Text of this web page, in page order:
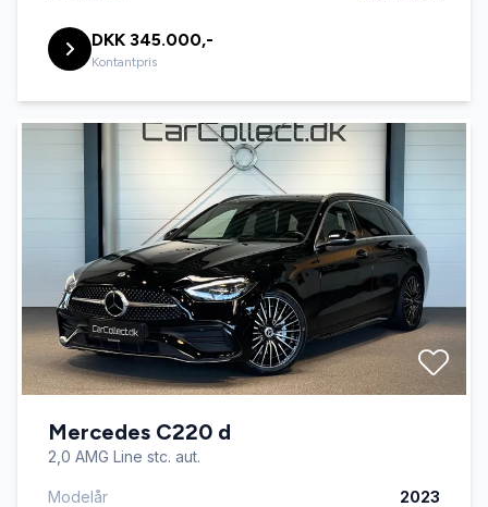
DKK 345.000,-
Kontantpris
Mercedes C220 d
2,0 AMG Line stc. aut.
Modelår 2023